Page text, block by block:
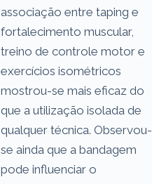
associação entre taping e
fortalecimento muscular,
treino de controle motor e
exercícios isométricos
mostrou-se mais eficaz do
que a utilização isolada de
qualquer técnica. Observou-
se ainda que a bandagem
pode influenciar o